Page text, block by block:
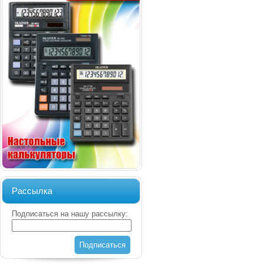
Рассылка
Подписаться на нашу рассылку:
Подписаться